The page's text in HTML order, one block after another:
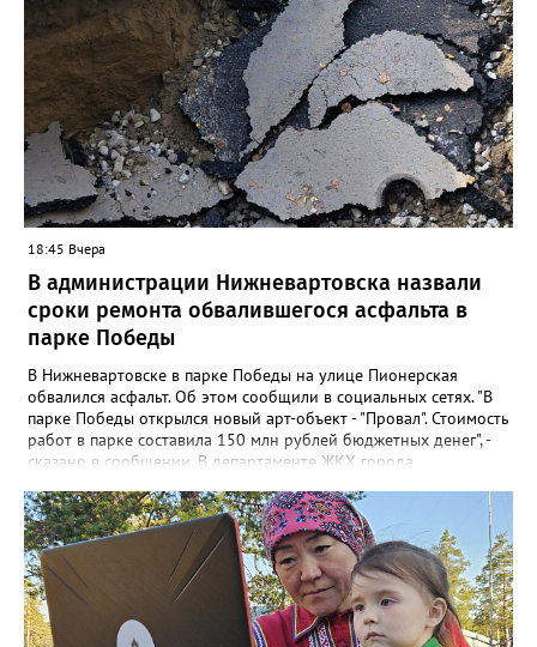
+19", - рассказали синоптики. Ранее Gorod3466.ru сообщал,
что 8 и 9 августа на юге ХМАО ожидаются сильные дожди и
грозы.
18:45 Вчера
В администрации Нижневартовска назвали
сроки ремонта обвалившегося асфальта в
парке Победы
В Нижневартовске в парке Победы на улице Пионерская
обвалился асфальт. Об этом сообщили в социальных сетях. "В
парке Победы открылся новый арт-объект - "Провал". Стоимость
работ в парке составила 150 млн рублей бюджетных денег", -
сказано в сообщении. В департаменте ЖКХ города
данной проблемой. "Причиной обрушения благоустройства
послужило разрушение железобетонного лотка в котором
проложены не действующие трубопроводы теплоснабжения.
Ж/б лоток проходит параллельно проспекту Победы", - заявили
в департаменте. Там также отметили, что восстановительные
работы выполнит МБУ "Управление по дорожному хозяйству и
благоустройству" до конца следующей недели.